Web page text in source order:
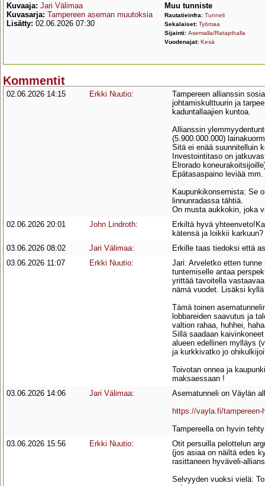
Kuvaaja: Jari Välimaa
Kuvasarja: Tampereen aseman muutoksia
Lisätty: 02.06.2026 07:30
Muu tunniste
Rautatieinfra: Tunneli
Sekalaiset: Työmaa
Sijainti: Asemalla/Ratapihalla
Vuodenajat: Kesä
Kommentit
02.06.2026 14:15 Erkki Nuutio:
Tampereen allianssin
johtamiskulttuurin ja
kaduntallaajien kuntoa.
Allianssin
(5.900.000.000)
Sitä ei enää suunnitelluin
Investointitaso on
Elrorado
Epätasaspaino leviää
Kaupunkikonsernista: Se
linnunradassa tähtiä.
On musta aukkokin, joka
02.06.2026 20:01
John Lindroth:
Erkiltä hyvä
kätensä ja loikkii
03.06.2026 08:02
Jari Välimaa:
Erkille taas tiedoksi että
03.06.2026 11:07
Erkki Nuutio:
Jari: Arveletko etten
tuntemiselle antaa
yrittää tavoitella
nämä vuodet. Lisäksi
Tämä toinen
lobbareiden saavutus ja
valtion rahaa, huhhei,
Sillä saadaan
alueen edellinen mylläys
ja kurkkivatko jo
Toivotan onnea ja
maksaessaan !
03.06.2026 14:06
Jari Välimaa:
Asematunneli on Väylän
https://vayla.fi/tampereen-
Tampereella on hyvin
03.06.2026 15:56
Erkki Nuutio:
Otit persuilla pelottelun
(jos asiaa on näiltä edes
rasittaneen hyväveli-
Selvyyden vuoksi vielä: